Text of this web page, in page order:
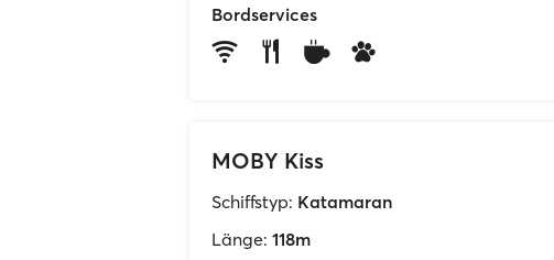
Bordservices
MOBY Kiss
Schiffstyp: Katamaran
Länge: 118m